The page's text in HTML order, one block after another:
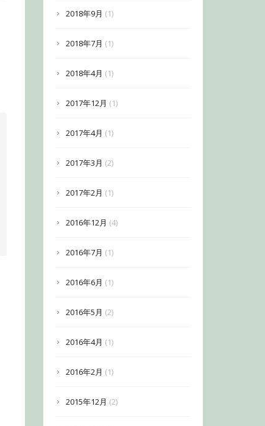
2018年9月 (1)
2018年7月 (1)
2018年4月 (1)
2017年12月 (1)
2017年4月 (1)
2017年3月 (2)
2017年2月 (1)
2016年12月 (4)
2016年7月 (1)
2016年6月 (1)
2016年5月 (2)
2016年4月 (1)
2016年2月 (1)
2015年12月 (2)